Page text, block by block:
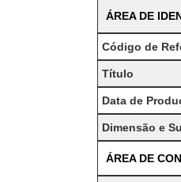
ÁREA DE
Código de
Título
Data de
Dimensão e
ÁREA DE